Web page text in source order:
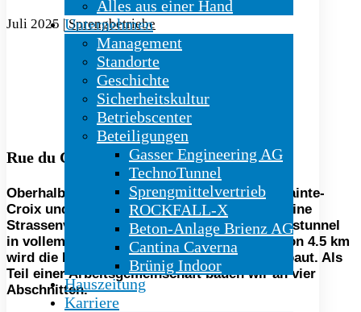
Alles aus einer Hand
Unternehmen
Management
Standorte
Geschichte
Sicherheitskultur
Betriebscenter
Beteiligungen
Gasser Engineering AG
TechnoTunnel
Sprengmittelvertrieb
ROCKFALL-X
Beton-Anlage Brienz AG
Cantina Caverna
Brünig Indoor
Hauszeitung
Karriere
Juli 2025 |Sprengbetriebe
Rue du Castel, Sainte-Croix (VD)
Oberhalb des Neuenburgersees, zwischen Sainte-
Croix und Vuiteboeuf, sind die Arbeiten für eine
Strassenverbreiterung und einen Umfahrungstunnel
in vollem Gange. Auf einer Gesamtstrecke von 4.5 km
wird die Hauptstrasse verbreitert und umgebaut. Als
Teil einer Arbeitsgemeinschaft bauen wir an vier
Abschnitten.